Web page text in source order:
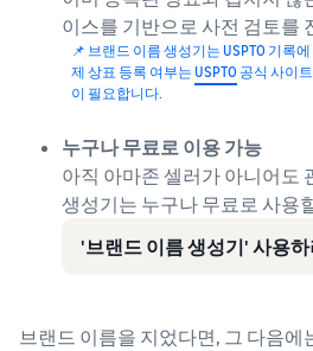
이스를 기반으로 사전 검토를
📌 브랜드 이름 생성기는 USPTO 기록
제 상표 등록 여부는 USPTO 공식 사이
이 필요합니다.
누구나 무료로 이용 가능
아직 아마존 셀러가 아니어도
생성기는 누구나 무료로 사용
'브랜드 이름 생성기' 사용하
브랜드 이름을 지었다면, 그 다음에